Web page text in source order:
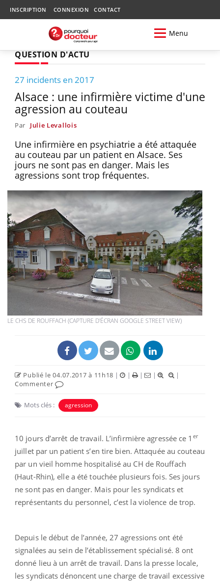
INSCRIPTION CONNEXION CONTACT
Menu
QUESTION D'ACTU
27 incidents en 2017
Alsace : une infirmière victime d'une
agression au couteau
Par Julie Levallois
Une infirmière en psychiatrie a été attaquée
au couteau par un patient en Alsace. Ses
jours ne sont pas en danger. Mais les
agressions sont trop fréquentes.
LE CHS DE ROUFFACH (CAPTURE D'ÉCRAN GOOGLE STREET VIEW)
Publié le 04.07.2017 à 11h18 | | | |
|
Commenter
Mots clés : agression
10 jours d’arrêt de travail. L’infirmière agressée ce 1 er
juillet par un patient s’en tire bien. Attaquée au couteau
par un vieil homme hospitalisé au CH de Rouffach
(Haut-Rhin), elle a été touchée plusieurs fois. Ses jours
ne sont pas en danger. Mais pour les syndicats et
représentants du personnel, c’est la violence de trop.
Depuis le début de l’année, 27 agressions ont été
signalées au sein de l’établissement spécialisé. 8 ont
donné lieu à un arrêt de travail. Dans la presse locale,
les syndicats dénoncent une charge de travail excessive